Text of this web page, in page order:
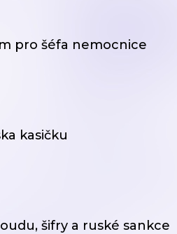
pro šéfa nemocnice
kasičku
šifry a ruské sankce